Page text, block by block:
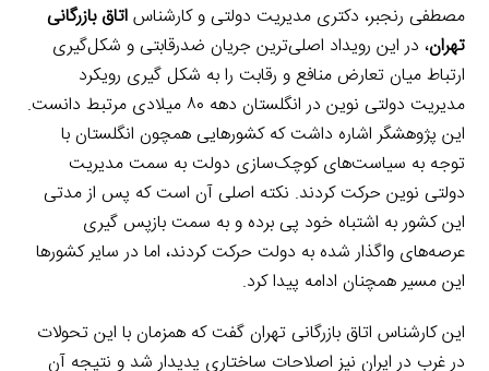
مصطفی رنجبر، دکتری مدیریت دولتی و کارشناساتاق بازرگانی
تهران، در این رویداد اصلی‌ترین جریان ضدرقابتی و شکل‌گیری
ارتباط میان تعارض منافع و رقابت را به شکل گیری رویکرد
مدیریت دولتی نوین در انگلستان دهه ۸۰ میلادی مرتبط دانست.
این پژوهشگر اشاره داشت که کشورهایی همچون انگلستان با
توجه به سیاست‌های کوچک‌سازی دولت به سمت مدیریت
دولتی نوین حرکت کردند. نکته اصلی آن است که پس از مدتی
این کشور به اشتباه خود پی برده و به سمت بازپس گیری
عرصه‌های واگذار شده به دولت حرکت کردند، اما در سایر کشورها
این مسیر همچنان ادامه پیدا کرد.
این کارشناس اتاق بازرگانی تهران گفت که همزمان با این تحولات
در غرب در ایران نیز اصلاحات ساختاری پدیدار شد و نتیجه آن